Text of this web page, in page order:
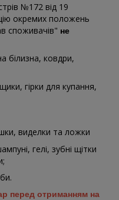
№172 від 19
окремих положень
споживачів" не
білизна, ковдри,
гірки для купання,
виделки та ложки
гелі, зубні щітки
перед отриманням на